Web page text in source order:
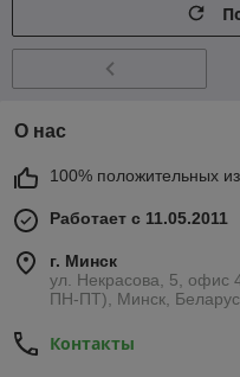
О нас
100% положительных
Работает с 11.05.2011
г. Минск
ул. Некрасова, 5, офис
ПН-ПТ), Минск,
Контакты